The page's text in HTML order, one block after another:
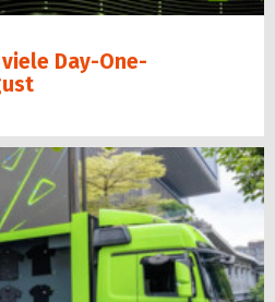
Day-One-